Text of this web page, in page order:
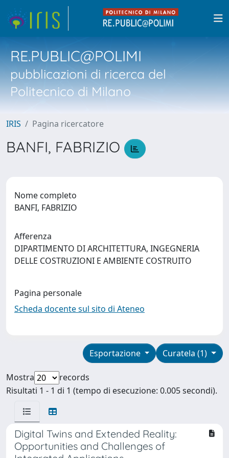
RE.PUBLIC@POLIMI
pubblicazioni di ricerca del
Politecnico di Milano
IRIS Pagina ricercatore
BANFI, FABRIZIO
Nome completo
BANFI, FABRIZIO
Afferenza
DIPARTIMENTO DI ARCHITETTURA, INGEGNERIA
DELLE COSTRUZIONI E AMBIENTE COSTRUITO
Pagina personale
Scheda docente sul sito di Ateneo
Curatela (1)
Esportazione
Mostra
records
Risultati 1 - 1 di 1 (tempo di esecuzione: 0.005 secondi).
Digital Twins and Extended Reality:
Opportunities and Challenges of